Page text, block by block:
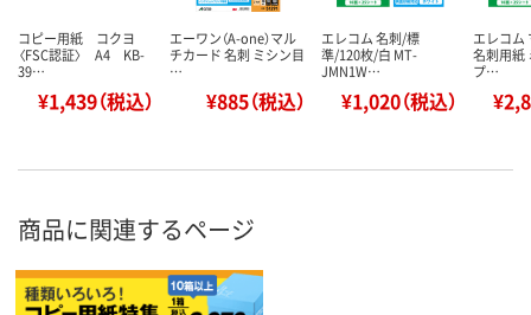
コピー用紙 コクヨ
〈FSC認証〉 A4 KB-
39…
¥1,439（税込）
エーワン（A-one）マル
チカード 名刺 ミシン目
…
¥885（税込）
エレコム 名刺/標
準/120枚/白 MT-
JMN1W…
¥1,020（税込）
エレコム
名刺用紙
プ…
商品に関連するページ